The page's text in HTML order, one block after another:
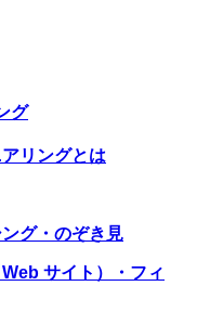
グ
リングとは
グ・のぞき見
サイト）・フィ